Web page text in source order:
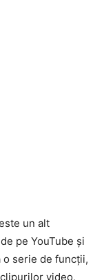
un alt
pe YouTube și
serie de funcții,
video,